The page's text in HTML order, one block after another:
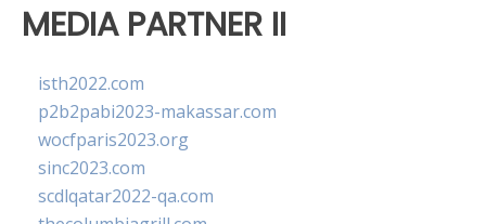
MEDIA PARTNER II
isth2022.com
p2b2pabi2023-makassar.com
wocfparis2023.org
sinc2023.com
scdlqatar2022-qa.com